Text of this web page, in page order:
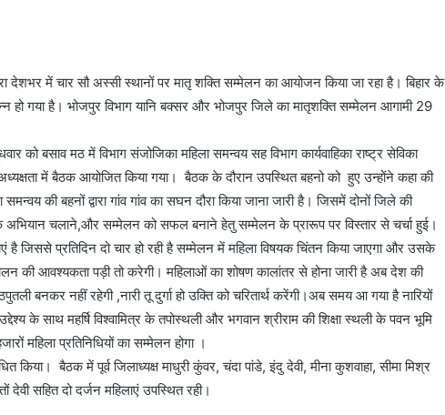
देशभर में चार सौ अस्सी स्थानों पर मातृ शक्ति सम्मेलन का आयोजन किया जा रहा है। बिहार के
हो गया है। भोजपुर विभाग यानि बक्सर और भोजपुर जिले का मातृशक्ति सम्मेलन आगामी 29
बसाव मठ में विभाग संजोजिका महिला समन्वय सह विभाग कार्यवाहिका राष्ट्र सेविका
में बैठक आयोजित किया गया। बैठक के दौरान उपस्थित बहनो को हुए उन्होंने कहा की
की बहनों द्वारा गांव गांव का सघन दौरा किया जाना जारी है। जिसमें दोनों जिले की
अभियान चलाने,और सम्मेलन को सफल बनाने हेतु सम्मेलन के प्रारूप पर विस्तार से चर्चा हुई।
जिससे प्रतिदिन दो चार हो रही है सम्मेलन में महिला विषयक चिंतन किया जाएगा और उसके
की आवश्यकता पड़ी तो करेगी। महिलाओं का शोषण कालांतर से होना जारी है अब देश की
बनकर नहीं रहेगी ,नारी तू दुर्गा हो उक्ति को चरितार्थ करेंगी।अब समय आ गया है नारियों
के साथ महर्षि विश्वामित्र के तपोस्थली और भगवान श्रीराम की शिक्षा स्थली के पवन भूमि
महिला प्रतिनिधियों का सम्मेलन होगा ।
किया। बैठक में पूर्व जिलाध्यक्ष माधुरी कुंवर, चंदा पांडे, इंदु देवी, मीना कुशवाहा, सीमा मिश्र
देवी सहित दो दर्जन महिलाएं उपस्थित रही।